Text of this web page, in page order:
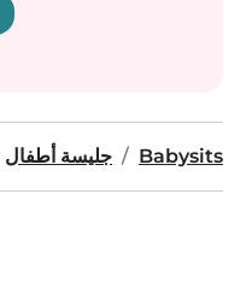
Babysits جليسة أطفال